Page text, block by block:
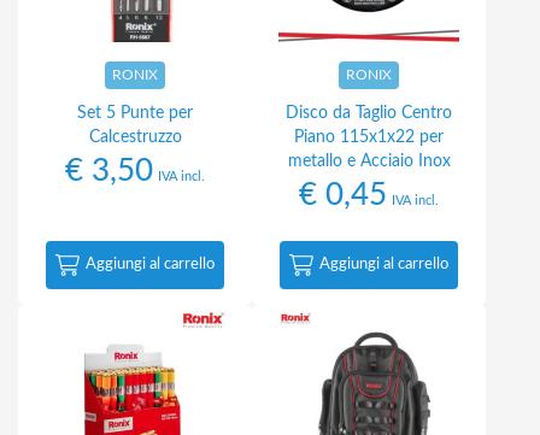
RONIX
Set 5 Punte per
Calcestruzzo
€ 3,50 IVA incl.
Aggiungi al carrello
RONIX
Disco da Taglio Centro
Piano 115x1x22 per
metallo e Acciaio Inox
€ 0,45 IVA incl.
Aggiungi al carrello